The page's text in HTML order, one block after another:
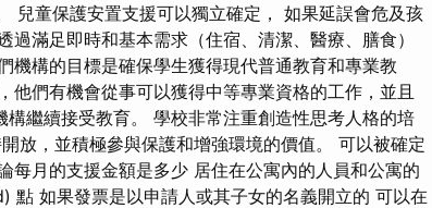
兒童保護安置支援可以獨立確定， 如果延誤會危及孩
滿足即時和基本需求（住宿、清潔、醫療、膳食）
機構的目標是確保學生獲得現代普通教育和專業教
們有機會從事可以獲得中等專業資格的工作，並且
繼續接受教育。 學校非常注重創造性思考人格的培
放，並積極參與保護和增強環境的價值。 可以被確定
每月的支援金額是多少 居住在公寓內的人員和公寓的
如果發票是以申請人或其子女的名義開立的 可以在